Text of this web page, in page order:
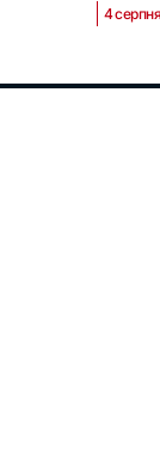
4